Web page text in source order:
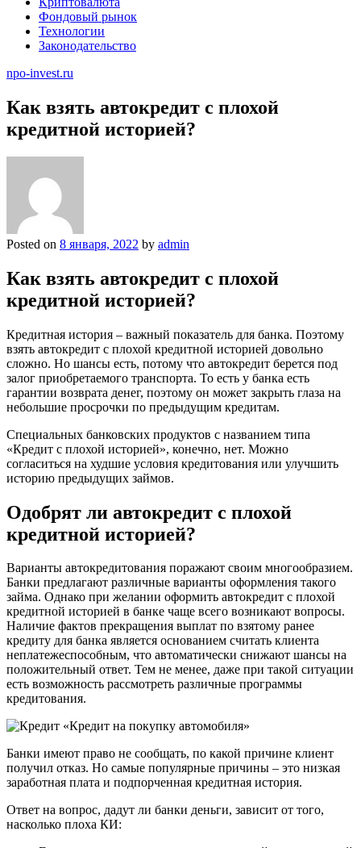
Фондовый рынок
Технологии
Законодательство
npo-invest.ru
Как взять автокредит с плохой
кредитной историей?
Posted on 8 января, 2022 by admin
Как взять автокредит с плохой
кредитной историей?
Кредитная история – важный показатель для банка. Поэтому
взять автокредит с плохой кредитной историей довольно
сложно. Но шансы есть, потому что автокредит берется под
залог приобретаемого транспорта. То есть у банка есть
гарантии возврата денег, поэтому он может закрыть глаза на
небольшие просрочки по предыдущим кредитам.
Специальных банковских продуктов с названием типа
«Кредит с плохой историей», конечно, нет. Можно
согласиться на худшие условия кредитования или улучшить
историю предыдущих займов.
Одобрят ли автокредит с плохой
кредитной историей?
Варианты автокредитования поражают своим многообразием.
Банки предлагают различные варианты оформления такого
займа. Однако при желании оформить автокредит с плохой
кредитной историей в банке чаще всего возникают вопросы.
Наличие фактов прекращения выплат по взятому ранее
кредиту для банка является основанием считать клиента
неплатежеспособным, что автоматически снижают шансы на
положительный ответ. Тем не менее, даже при такой ситуации
есть возможность рассмотреть различные программы
кредитования.
Банки имеют право не сообщать, по какой причине клиент
получил отказ. Но самые популярные причины – это низкая
заработная плата и подпорченная кредитная история.
Ответ на вопрос, дадут ли банки деньги, зависит от того,
насколько плоха КИ: